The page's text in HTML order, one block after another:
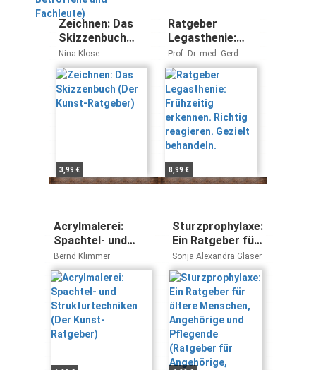
Zeichnen: Das
Skizzenbuch
(Der Kunst-
Ratgeber)
Nina Klose
3,99 €
Ratgeber
Legasthenie:
Frühzeitig
erkennen.
Richtig
reagieren.
Gezielt
behandeln.
Prof. Dr. med. Gerd
Schulte-Körne
8,99 €
Acrylmalerei:
Spachtel- und
Strukturtechniken
(Der Kunst-
Ratgeber)
Bernd Klimmer
Sturzprophylaxe:
Ein Ratgeber für
ältere
Menschen,
Angehörige und
Pflegende
(Ratgeber für
Angehörige,
Betroffene und
Fachleute)
Sonja Alexandra Gläser